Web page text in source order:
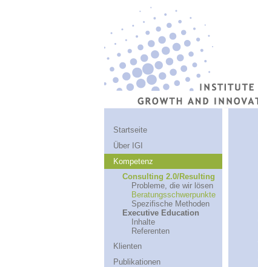
Startseite
Über IGI
Kompetenz
Consulting 2.0/Resulting
Probleme, die wir lösen
Beratungsschwerpunkte
Spezifische Methoden
Executive Education
Inhalte
Referenten
Klienten
Publikationen